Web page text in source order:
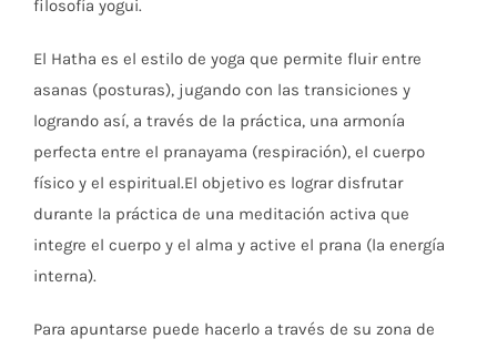
filosofía yogui.
El Hatha es el estilo de yoga que permite fluir entre
asanas (posturas), jugando con las transiciones y
logrando así, a través de la práctica, una armonía
perfecta entre el pranayama (respiración), el cuerpo
físico y el espiritual.El objetivo es lograr disfrutar
durante la práctica de una meditación activa que
integre el cuerpo y el alma y active el prana (la energía
interna).
Para apuntarse puede hacerlo a través de su zona de